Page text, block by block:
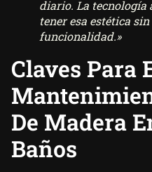
diario. La tecnología
tener esa estética
funcionalidad.»
Claves Para
De Madera
Baños